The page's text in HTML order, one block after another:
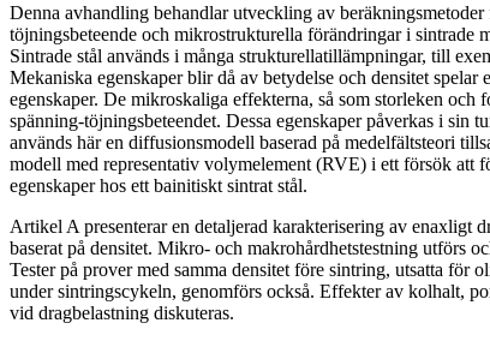
Denna avhandling behandlar utveckling av beräkningsmetoder
töjningsbeteende och mikrostrukturella förändringar i sintrade
Sintrade stål används i många strukturellatillämpningar, till
Mekaniska egenskaper blir då av betydelse och densitet spelar
egenskaper. De mikroskaliga effekterna, så som storleken och
spänning-töjningsbeteendet. Dessa egenskaper påverkas i sin
används här en diffusionsmodell baserad på medelfältsteori
modell med representativ volymelement (RVE) i ett försök att
egenskaper hos ett bainitiskt sintrat stål.
Artikel A presenterar en detaljerad karakterisering av enaxligt
baserat på densitet. Mikro- och makrohårdhetstestning utförs
Tester på prover med samma densitet före sintring, utsatta för
under sintringscykeln, genomförs också. Effekter av kolhalt,
vid dragbelastning diskuteras.